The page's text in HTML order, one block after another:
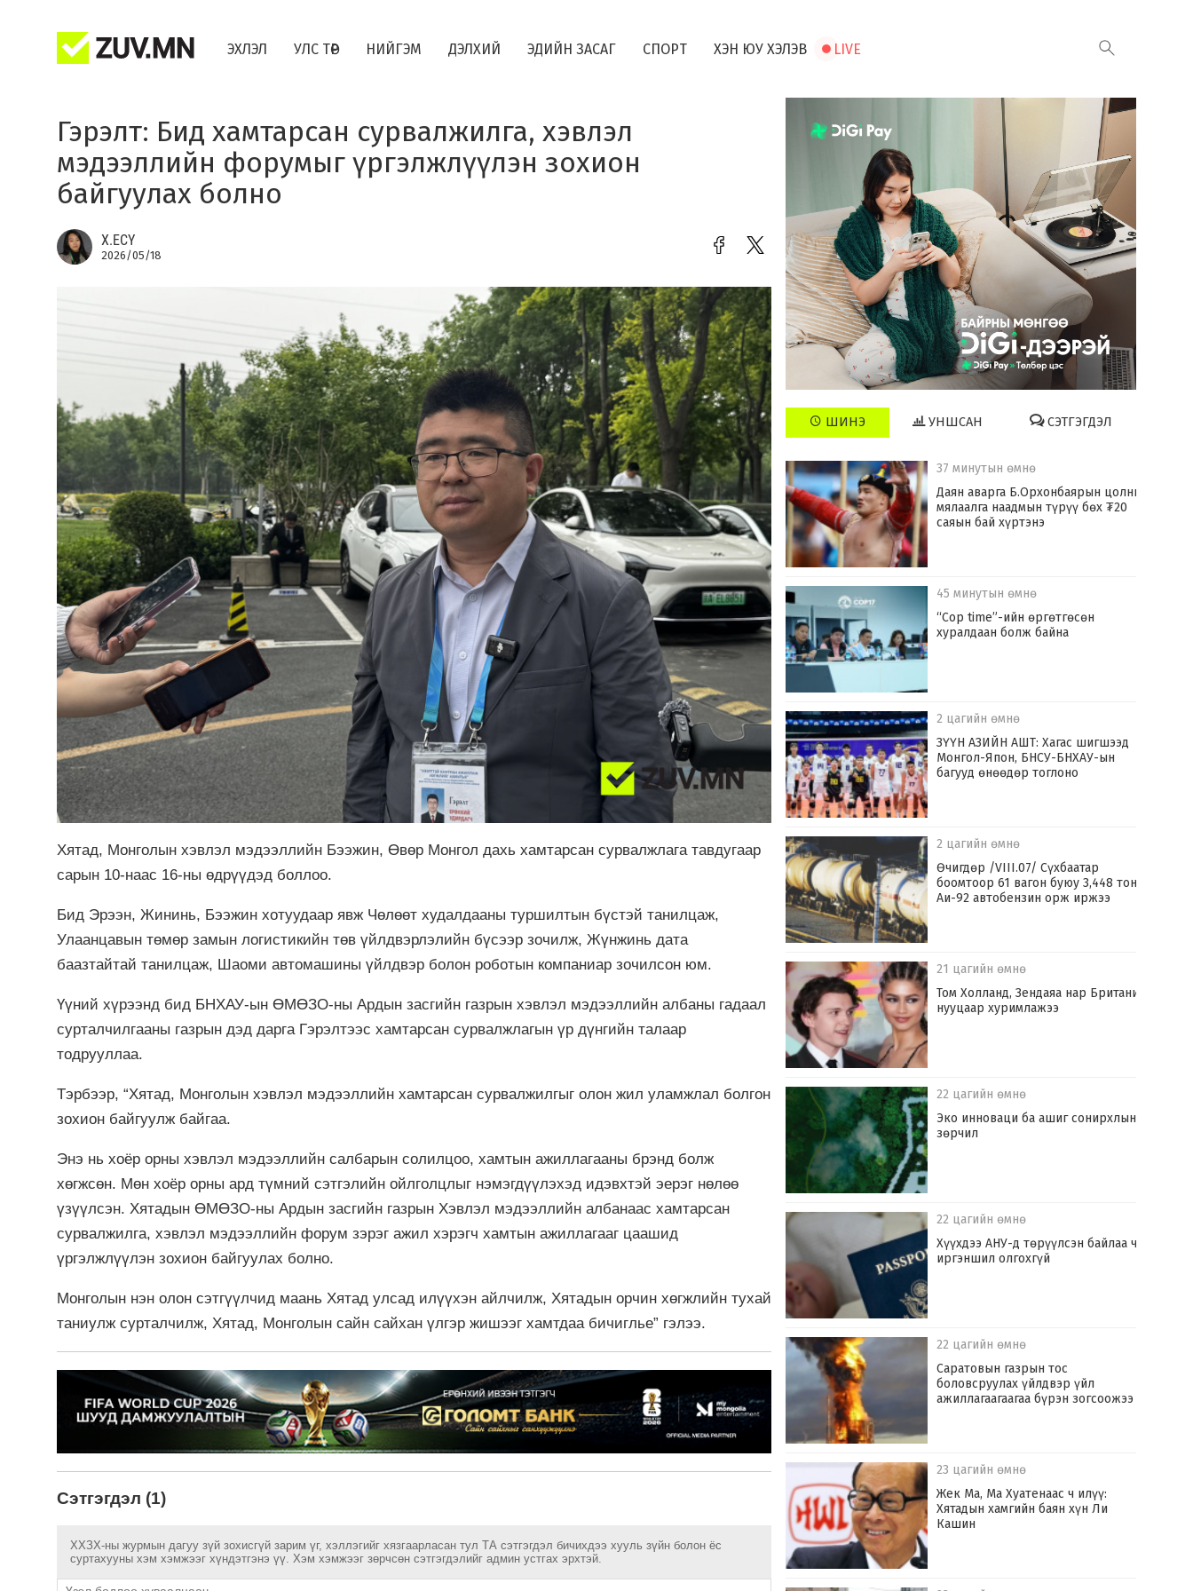
ЭХЛЭЛ УЛС ТӨР НИЙГЭМ ДЭЛХИЙ ЭДИЙН ЗАСАГ СПОРТ ХЭН ЮУ ХЭЛЭВ LIVE
Гэрэлт: Бид хамтарсан сурвалжилга, хэвлэл
мэдээллийн форумыг үргэлжлүүлэн зохион
байгуулах болно
Х.ЕСҮ
2026/05/18
Хятад, Монголын хэвлэл мэдээллийн Бээжин, Өвөр Монгол дахь хамтарсан сурвалжлага тавдугаар
сарын 10-наас 16-ны өдрүүдэд боллоо.
Бид Эрээн, Жининь, Бээжин хотуудаар явж Чөлөөт худалдааны туршилтын бүстэй танилцаж,
Улаанцавын төмөр замын логистикийн төв үйлдвэрлэлийн бүсээр зочилж, Жүнжинь дата
баазтайтай танилцаж, Шаоми автомашины үйлдвэр болон роботын компаниар зочилсон юм.
Үүний хүрээнд бид БНХАУ-ын ӨМӨЗО-ны Ардын засгийн газрын хэвлэл мэдээллийн албаны гадаал
сурталчилгааны газрын дэд дарга Гэрэлтээс хамтарсан сурвалжлагын үр дүнгийн талаар
тодрууллаа.
Тэрбээр, “Хятад, Монголын хэвлэл мэдээллийн хамтарсан сурвалжилгыг олон жил уламжлал болгон
зохион байгуулж байгаа.
Энэ нь хоёр орны хэвлэл мэдээллийн салбарын солилцоо, хамтын ажиллагааны брэнд болж
хөгжсөн. Мөн хоёр орны ард түмний сэтгэлийн ойлголцлыг нэмэгдүүлэхэд идэвхтэй эерэг нөлөө
үзүүлсэн. Хятадын ӨМӨЗО-ны Ардын засгийн газрын Хэвлэл мэдээллийн албанаас хамтарсан
сурвалжилга, хэвлэл мэдээллийн форум зэрэг ажил хэрэгч хамтын ажиллагааг цаашид
үргэлжлүүлэн зохион байгуулах болно.
Монголын нэн олон сэтгүүлчид маань Хятад улсад илүүхэн айлчилж, Хятадын орчин хөгжлийн тухай
таниулж сурталчилж, Хятад, Монголын сайн сайхан үлгэр жишээг хамтдаа бичиглье” гэлээ.
Сэтгэгдэл (1)
ХХЗХ-ны журмын дагуу зүй зохисгүй зарим үг, хэллэгийг хязгаарласан тул ТА сэтгэгдэл бичихдээ хууль зүйн болон ёс
суртахууны хэм хэмжээг хүндэтгэнэ үү. Хэм хэмжээг зөрчсөн сэтгэгдэлийг админ устгах эрхтэй.
ШИНЭ УНШСАН СЭТГЭГДЭЛ
37 минутын өмнө
Даян аварга Б.Орхонбаярын цолны
мялаалга наадмын түрүү бөх ₮20
саяын бай хүртэнэ
45 минутын өмнө
“Cop time”-ийн өргөтгөсөн
хуралдаан болж байна
2 цагийн өмнө
ЗҮҮН АЗИЙН АШТ: Хагас шигшээд
Монгол-Япон, БНСУ-БНХАУ-ын
багууд өнөөдөр тоглоно
2 цагийн өмнө
Өчигдөр /VIII.07/ Сүхбаатар
боомтоор 61 вагон буюу 3,448 тонн
Аи-92 автобензин орж иржээ
21 цагийн өмнө
Том Холланд, Зендаяа нар Британид
нууцаар хуримлажээ
22 цагийн өмнө
Эко инноваци ба ашиг сонирхлын
зөрчил
22 цагийн өмнө
Хүүхдээ АНУ-д төрүүлсэн байлаа ч
иргэншил олгохгүй
22 цагийн өмнө
Саратовын газрын тос
боловсруулах үйлдвэр үйл
ажиллагаагаагаа бүрэн зогсоожээ
23 цагийн өмнө
Жек Ма, Ма Хуатенаас ч илүү:
Хятадын хамгийн баян хүн Ли
Кашин